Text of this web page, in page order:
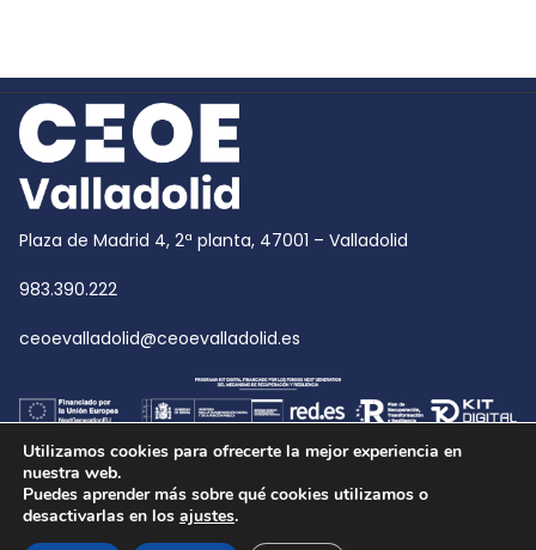
Plaza de Madrid 4, 2ª planta, 47001 – Valladolid
983.390.222
ceoevalladolid@ceoevalladolid.es
Copyright © 2026CEOE Valladolid
Utilizamos cookies para ofrecerte la mejor experiencia en
nuestra web.
Puedes aprender más sobre qué cookies utilizamos o
desactivarlas en los ajustes.